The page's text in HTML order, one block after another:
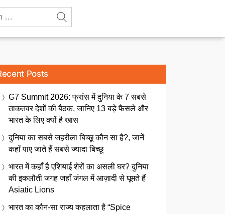
Posts
G7 Summit 2026: फ्रांस में दुनिया के 7 सबसे
ताकतवर देशों की बैठक, जानिए 13 बड़े फैसले और
भारत के लिए क्यों है खास
दुनिया का सबसे जहरीला बिच्छू कौन सा है?, जानें
कहाँ पाए जाते हैं सबसे ज्यादा बिच्छू
भारत में कहाँ है एशियाई शेरों का असली घर? दुनिया
की इकलौती जगह जहाँ जंगल में आज़ादी से घूमते हैं
Asiatic Lions
भारत का कौन-सा राज्य कहलाता है “Spice